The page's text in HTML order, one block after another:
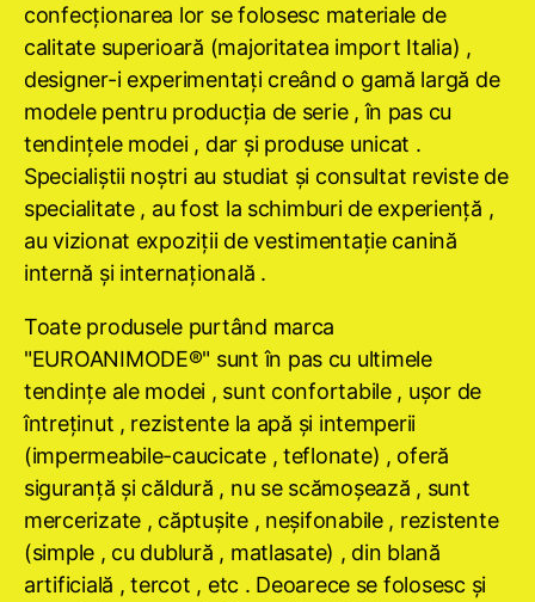
confecţionarea lor se folosesc materiale de
calitate superioară (majoritatea import Italia) ,
designer-i experimentaţi creând o gamă largă de
modele pentru producţia de serie , în pas cu
tendinţele modei , dar şi produse unicat .
Specialiştii noştri au studiat şi consultat reviste de
specialitate , au fost la schimburi de experienţă ,
au vizionat expoziţii de vestimentaţie canină
internă şi internaţională .
Toate produsele purtând marca
"EUROANIMODE®" sunt în pas cu ultimele
tendinţe ale modei , sunt confortabile , uşor de
întreţinut , rezistente la apă şi intemperii
(impermeabile-caucicate , teflonate) , oferă
siguranţă şi căldură , nu se scămoşează , sunt
mercerizate , căptuşite , neşifonabile , rezistente
(simple , cu dublură , matlasate) , din blană
artificială , tercot , etc . Deoarece se folosesc şi